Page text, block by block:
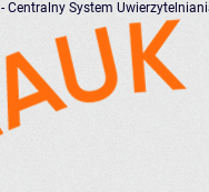
- Centralny System